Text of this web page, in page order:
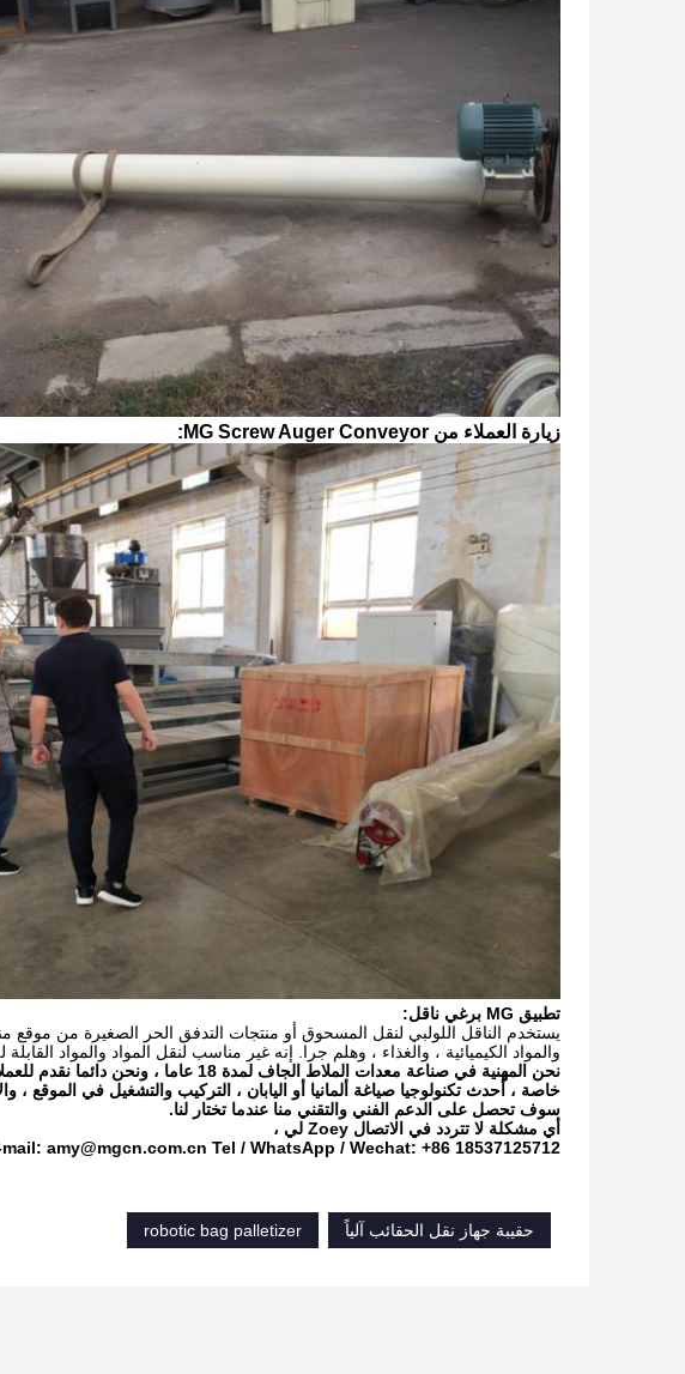
زيارة العملاء من MG Screw Auger Conveyor:
تطبيق MG برغي ناقل:
يستخدم الناقل اللولبي لنقل المسحوق أو منتجات التدفق الحر الصغيرة من
والمواد الكيميائية ، والغذاء ، وهلم جرا. إنه غير مناسب لنقل المواد والمواد
نحن المهنية في صناعة معدات الملاط
خاصة ، أحدث تكنولوجيا صياغة ألمانيا أو اليابان ، التركيب والتشغيل في الموقع
سوف تحصل على الدعم الفني والتقني منا عندما تختار لنا.
أي مشكلة لا تتردد في الاتصال Zoey لي ،
mail: amy@mgcn.com.cn Tel / WhatsApp / Wechat: +86 18537125712
حقيبة جهاز نقل الحقائب آلياً
robotic bag palletizer